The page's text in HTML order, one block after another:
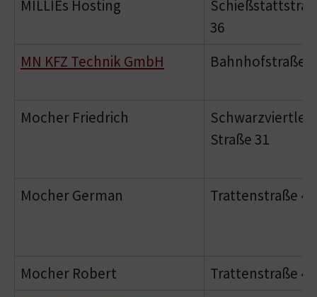
MILLIEs Hosting
36
MN KFZ Technik GmbH
Bahnhofstraße
Mocher Friedrich
Schwarzviertler
Straße 31
Mocher German Trattenstraße
Mocher Robert
Trattenstraße